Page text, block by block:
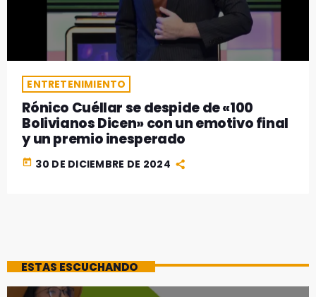
MÚSICA
ENTRETENIMIENTO
RADIO SPLENDID
ENTRETENIMIENTO
Rónico Cuéllar se despide de «100
Bolivianos Dicen» con un emotivo final
y un premio inesperado
today 30 DE DICIEMBRE DE 2024
ESTAS ESCUCHANDO